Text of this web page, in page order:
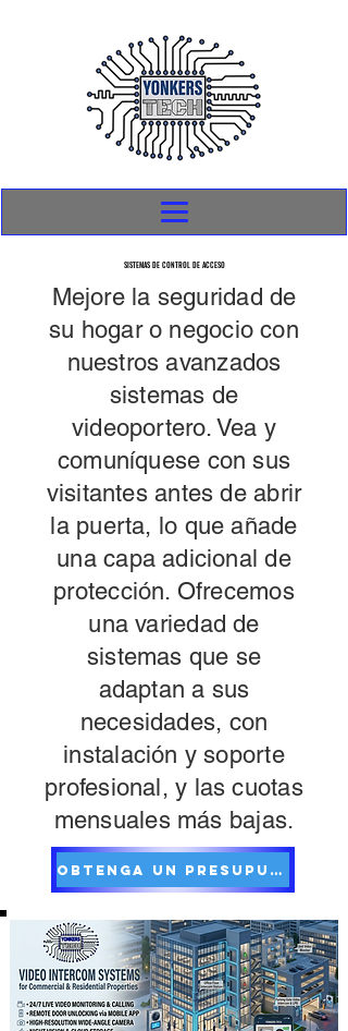
SISTEMAS DE CONTROL DE ACCESO
SISTEMAS DE CONTROL DE ACCESO
Mejore la seguridad de
su hogar o negocio con
nuestros avanzados
sistemas de
videoportero. Vea y
comuníquese con sus
visitantes antes de abrir
la puerta, lo que añade
una capa adicional de
protección. Ofrecemos
una variedad de
sistemas que se
adaptan a sus
necesidades, con
instalación y soporte
profesional, y las cuotas
mensuales más bajas.
Obtenga un presupuesto gratuito